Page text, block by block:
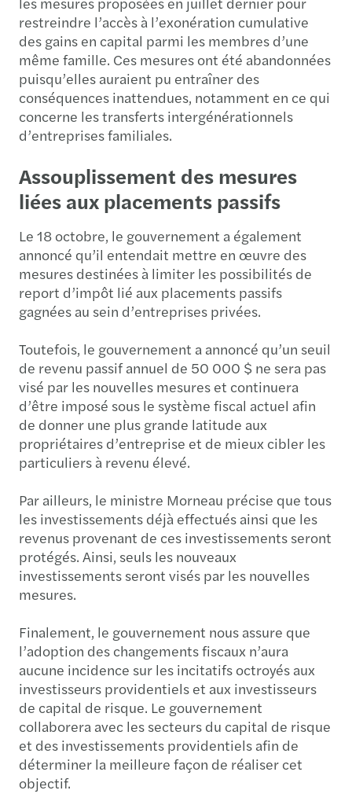
restreindre l’accès à l’exonération cumulative
des gains en capital parmi les membres d’une
même famille. Ces mesures ont été abandonnées
puisqu’elles auraient pu entraîner des
conséquences inattendues, notamment en ce qui
concerne les transferts intergénérationnels
d’entreprises familiales.
Assouplissement des mesures
liées aux placements passifs
Le 18 octobre, le gouvernement a également
annoncé qu’il entendait mettre en œuvre des
mesures destinées à limiter les possibilités de
report d’impôt lié aux placements passifs
gagnées au sein d’entreprises privées.
Toutefois, le gouvernement a annoncé qu’un seuil
de revenu passif annuel de 50 000 $ ne sera pas
visé par les nouvelles mesures et continuera
d’être imposé sous le système fiscal actuel afin
de donner une plus grande latitude aux
propriétaires d’entreprise et de mieux cibler les
particuliers à revenu élevé.
Par ailleurs, le ministre Morneau précise que tous
les investissements déjà effectués ainsi que les
revenus provenant de ces investissements seront
protégés. Ainsi, seuls les nouveaux
investissements seront visés par les nouvelles
mesures.
Finalement, le gouvernement nous assure que
l’adoption des changements fiscaux n’aura
aucune incidence sur les incitatifs octroyés aux
investisseurs providentiels et aux investisseurs
de capital de risque. Le gouvernement
collaborera avec les secteurs du capital de risque
et des investissements providentiels afin de
déterminer la meilleure façon de réaliser cet
objectif.